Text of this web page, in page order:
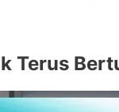
Terus